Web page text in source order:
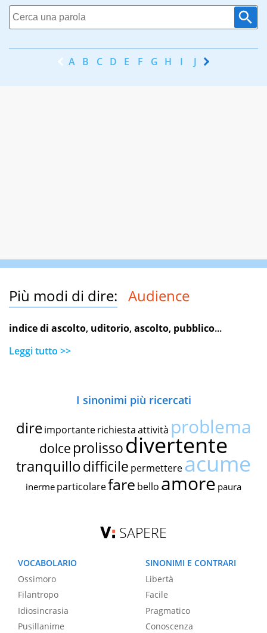
A B C D E F G H I J K
Più modi di dire: Audience
indice di ascolto, uditorio,ascolto, pubblico...
Leggi tutto >>
I sinonimi più ricercati
dire importante richiestaattività problema
dolce prolissodivertente
tranquillodifficile permettereacume
inerme particolarefare bello amore paura
SAPERE
VOCABOLARIO
Ossimoro
Filantropo
Idiosincrasia
Pusillanime
SINONIMI E CONTRARI
Libertà
Facile
Pragmatico
Conoscenza